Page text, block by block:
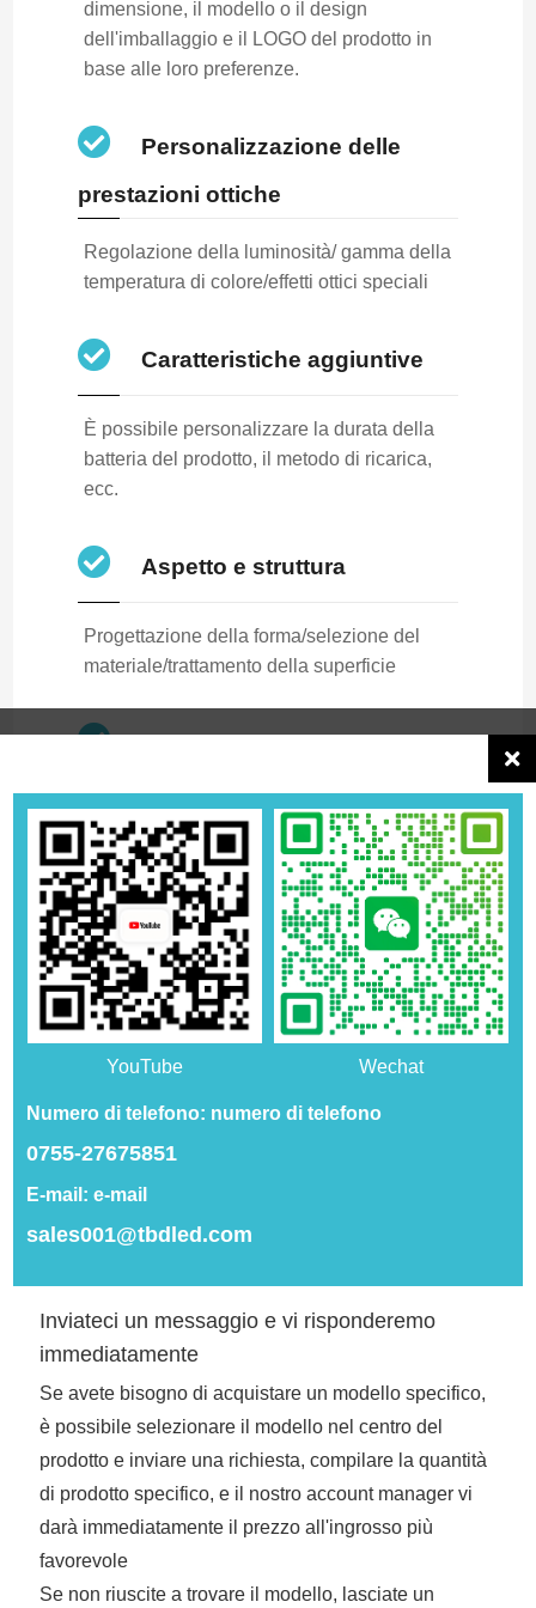
dimensione, il modello o il design
dell'imballaggio e il LOGO del prodotto in
base alle loro preferenze.
Personalizzazione delle
prestazioni ottiche
Regolazione della luminosità/ gamma della
temperatura di colore/effetti ottici speciali
Caratteristiche aggiuntive
È possibile personalizzare la durata della
batteria del prodotto, il metodo di ricarica,
ecc.
Aspetto e struttura
Progettazione della forma/selezione del
materiale/trattamento della superficie
tecnologia
Controllo intelligente/integrazione di
sensori/modalità energetica/impermeabilità
all'acqua e alla polvere
Personalizzazione delle
APP
source e supporta il docking.
gestione della qualità, disponiamo di processi di
misure di controllo della qualità e di un sistema
completo di assistenza post-vendita per fornire
o di lasciare un messaggio, vi forniremo una gamma
completa di consulenze di cooperazione.
YouTube Wechat
Numero di telefono: numero di telefono
0755-27675851
E-mail: e-mail
sales001@tbdled.com
Inviateci un messaggio e vi risponderemo
immediatamente
Se avete bisogno di acquistare un modello specifico,
è possibile selezionare il modello nel centro del
prodotto e inviare una richiesta, compilare la quantità
di prodotto specifico, e il nostro account manager vi
darà immediatamente il prezzo all'ingrosso più
favorevole
Se non riuscite a trovare il modello, lasciate un